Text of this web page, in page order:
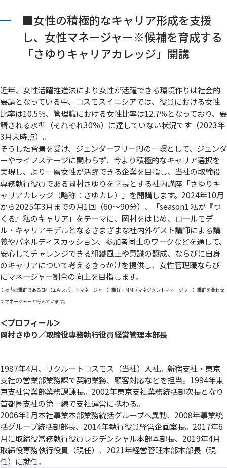
■女性の積極的なキャリア形成を支援
し、女性マネージャー※候補を育成する
「さゆりキャリアカレッジ」開講
近年、女性活躍推進法により女性が活躍できる環境作りは社会的
要請となっている中、コスモスイニシアでは、役員における女性
比率は10.5％、管理職における女性比率は12.7％となっており、要
請される水準（それぞれ30％）に達していない状況です（2023年
3月末時点）。
そうした背景を受け、ジェンダーフリーPJの一環として、ジェンダ
ーやライフステージに関わらず、今より積極的なキャリア選択を
実現し、より一層女性が活躍できる企業を目指し、当社の取締役
専務執行役員である岡村さゆりを学長とする社内講座「さゆりキ
ャリアカレッジ（略称：さゆカレ）」を開講します。2024年10月
から2025年3月までの月1回（60～90分）、「season1 私が『つ
くる』私のキャリア」をテーマに、岡村をはじめ、ロールモデ
ル・キャリアモデルとなるさまざまな社内外ゲスト講師による講
義やパネルディスカッション、参加者同士のワークなどを通して、
安心してチャレンジできる組織風土や意識の醸成、ならびに自身
のキャリアについて考えるきっかけを提供し、女性管理職ならび
にマネージャー割合の向上を目指します。
※社内の職群であるEM（エキスパートマネージャー）職群・MM（マネジメントマネージャー）職群を合わせ
てマネージャーと呼んでいます。
＜プロフィール＞
岡村さゆり／取締役専務執行役員経営管理本部長
1987年4月、リクルートコスモス（当社）入社。新宿支社・東京
支社の営業部業務課で契約業務、顧客対応などを担当。1994年東
京支社営業部業務課課長。2002年東京支社業務統括部次長となり
首都圏支社の第一線で支社運営に携わる。
2006年1月本社事業本部業務統括グループへ異動、2008年事業統
括グループ統括部部長、2014年執行役員経営企画室長。2017年6
月に取締役常務執行役員レジデンシャル本部本部長、2019年4月
取締役専務執行役員（現任）、2021年経営管理本部本部長（現
任）に就任。